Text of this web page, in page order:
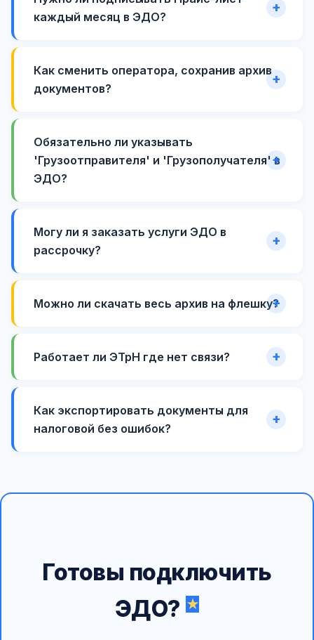
каждый месяц в ЭДО?
Как сменить оператора, сохранив архив
документов?
Обязательно ли указывать
'Грузоотправителя' и 'Грузополучателя' в
ЭДО?
Могу ли я заказать услуги ЭДО в
рассрочку?
Можно ли скачать весь архив на флешку?
Работает ли ЭТрН где нет связи?
Как экспортировать документы для
налоговой без ошибок?
Готовы подключить
ЭДО?